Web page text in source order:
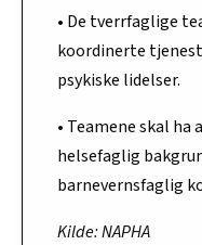
• De tverrfaglige
koordinerte
psykiske lidelser.
• Teamene skal
helsefaglig
barnevernsfaglig
Kilde: NAPHA